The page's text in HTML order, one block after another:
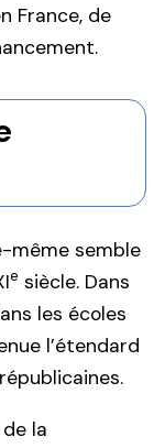
France, de
même semble
e siècle. Dans
les écoles
l’étendard
la